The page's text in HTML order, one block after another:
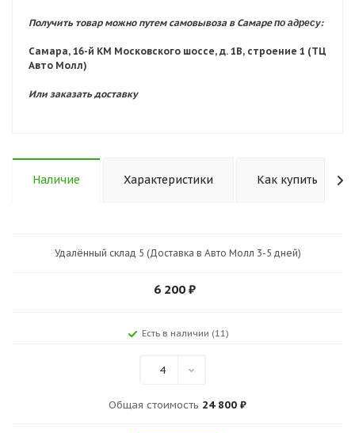
Получить товар можно путем самовывоза в Самарепо адресу:
Самара, 16-й КМ Московского шоссе, д. 1В, строение 1 (ТЦ
Авто Молл)
Или заказать доставку
Наличие Характеристики Как купить
Удалённый склад 5 (Доставка в Авто Молл 3-5 дней)
6 200 ₽
Есть в наличии (11)
4
Общая стоимость 24 800 ₽